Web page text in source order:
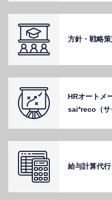
⽅針・戦略
HRオートメ
sai*reco（サ
給与計算代⾏